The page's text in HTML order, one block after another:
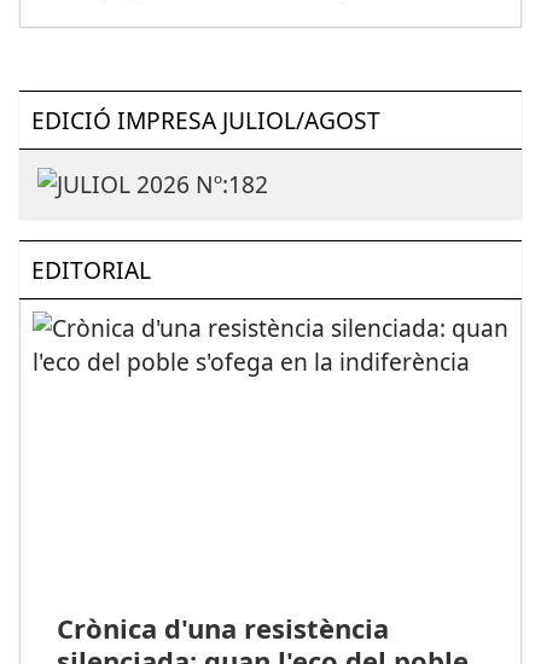
EDICIÓ IMPRESA JULIOL/AGOST
EDITORIAL
Crònica d'una resistència